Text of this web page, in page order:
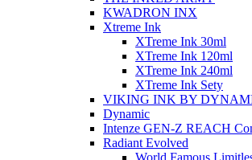
KWADRON INX
Xtreme Ink
XTreme Ink 30ml
XTreme Ink 120ml
XTreme Ink 240ml
XTreme Ink Sety
VIKING INK BY
Dynamic
Intenze GEN-Z REACH
Radiant Evolved
World Famous